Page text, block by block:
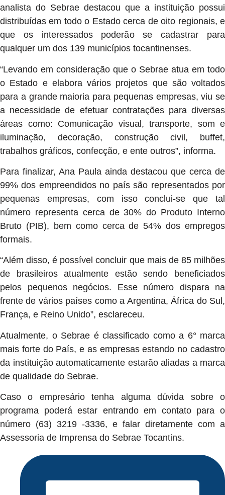
analista do Sebrae destacou que a instituição possui
distribuídas em todo o Estado cerca de oito regionais, e
que os interessados poderão se cadastrar para
qualquer um dos 139 municípios tocantinenses.
“Levando em consideração que o Sebrae atua em todo
o Estado e elabora vários projetos que são voltados
para a grande maioria para pequenas empresas, viu se
a necessidade de efetuar contratações para diversas
áreas como: Comunicação visual, transporte, som e
iluminação, decoração, construção civil, buffet,
trabalhos gráficos, confecção, e ente outros”, informa.
Para finalizar, Ana Paula ainda destacou que cerca de
99% dos empreendidos no país são representados por
pequenas empresas, com isso conclui-se que tal
número representa cerca de 30% do Produto Interno
Bruto (PIB), bem como cerca de 54% dos empregos
formais.
“Além disso, é possível concluir que mais de 85 milhões
de brasileiros atualmente estão sendo beneficiados
pelos pequenos negócios. Esse número dispara na
frente de vários países como a Argentina, África do Sul,
França, e Reino Unido”, esclareceu.
Atualmente, o Sebrae é classificado como a 6° marca
mais forte do País, e as empresas estando no cadastro
da instituição automaticamente estarão aliadas a marca
de qualidade do Sebrae.
Caso o empresário tenha alguma dúvida sobre o
programa poderá estar entrando em contato para o
número (63) 3219 -3336, e falar diretamente com a
Assessoria de Imprensa do Sebrae Tocantins.